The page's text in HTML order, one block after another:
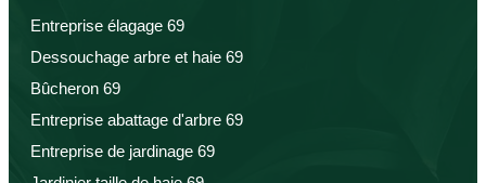
Entreprise élagage 69
Dessouchage arbre et haie 69
Bûcheron 69
Entreprise abattage d'arbre 69
Entreprise de jardinage 69